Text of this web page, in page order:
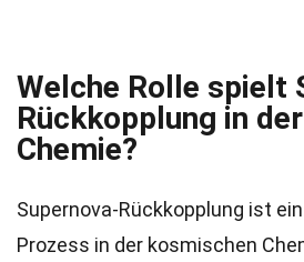
Welche Rolle spielt
Rückkopplung in
Chemie?
Supernova-Rückkopplung ist
Prozess in der kosmischen